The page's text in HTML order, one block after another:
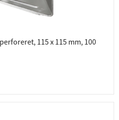
115 x 115 mm, 100